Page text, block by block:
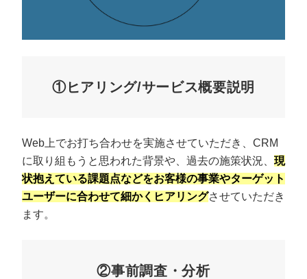
①ヒアリング/サービス概要説明
Web上でお打ち合わせを実施させていただき、CRM
に取り組もうと思われた背景や、過去の施策状況、 現
状抱えている課題点などをお客様の事業やターゲット
ユーザーに合わせて細かくヒアリングさせていただき
ます。
②事前調査・分析